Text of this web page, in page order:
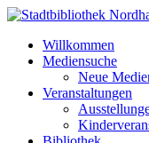
Willkommen
Mediensuche
Neue
Veranstaltungen